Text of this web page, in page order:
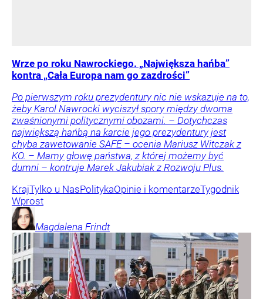
Wrze po roku Nawrockiego. „Największa hańba”
kontra „Cała Europa nam go zazdrości”
Po pierwszym roku prezydentury nic nie wskazuje na to,
żeby Karol Nawrocki wyciszył spory między dwoma
zwaśnionymi politycznymi obozami. – Dotychczas
największą hańbą na karcie jego prezydentury jest
chyba zawetowanie SAFE – ocenia Mariusz Witczak z
KO. – Mamy głowę państwa, z której możemy być
dumni – kontruje Marek Jakubiak z Rozwoju Plus.
KrajTylko u NasPolitykaOpinie i komentarzeTygodnik
Wprost
Magdalena Frindt